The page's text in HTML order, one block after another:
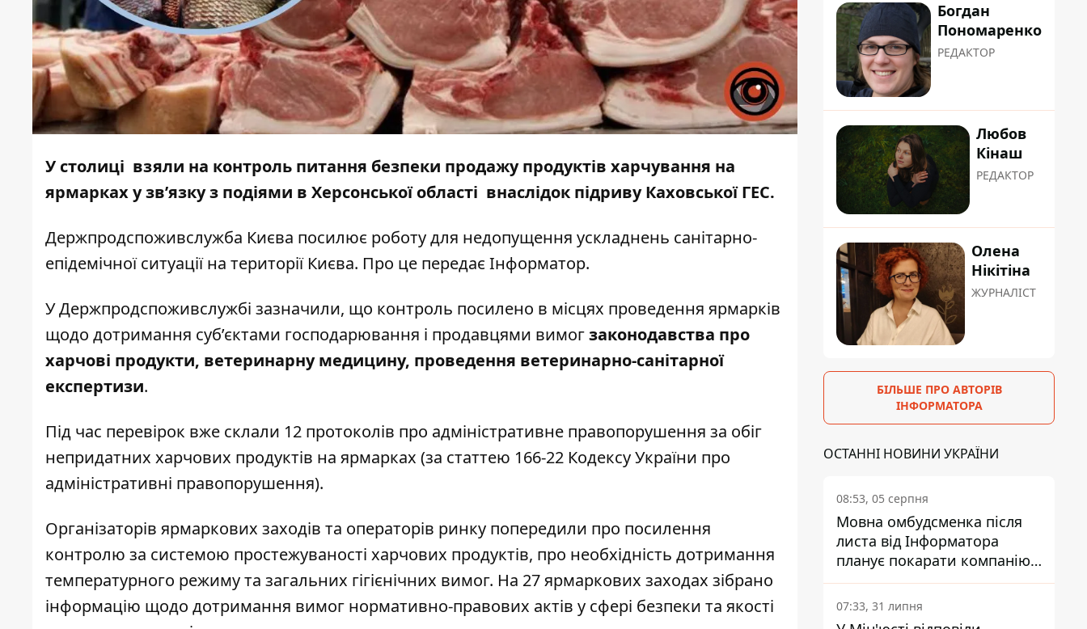
У столиці взяли на контроль питання безпеки продажу продуктів харчування на
ярмарках у зв’язку з подіями в Херсонської області внаслідок підриву Каховської ГЕС.
Держпродспоживслужба Києва посилює роботу для недопущення ускладнень санітарно-
епідемічної ситуації на території Києва. Про це передає Інформатор.
У Держпродспоживслужбі зазначили, що контроль посилено в місцях проведення ярмарків
щодо дотримання суб’єктами господарювання і продавцями вимогзаконодавства про
харчові продукти, ветеринарну медицину, проведення ветеринарно-санітарної
експертизи.
Під час перевірок вже склали 12 протоколів про адміністративне правопорушення за обіг
непридатних харчових продуктів на ярмарках (за статтею 166-22 Кодексу України про
адміністративні правопорушення).
Організаторів ярмаркових заходів та операторів ринку попередили про посилення
контролю за системою простежуваності харчових продуктів, про необхідність дотримання
температурного режиму та загальних гігієнічних вимог. На 27 ярмаркових заходах зібрано
інформацію щодо дотримання вимог нормативно-правових актів у сфері безпеки та якості
Богдан
Пономаренко
РЕДАКТОР
Любов
Кінаш
РЕДАКТОР
Олена
Нікітіна
ЖУРНАЛІСТ
БІЛЬШЕ ПРО АВТОРІВ
ІНФОРМАТОРА
ОСТАННІ НОВИНИ УКРАЇНИ
08:53, 05 серпня
Мовна омбудсменка після
листа від Інформатора
планує покарати компанію-
підрядника ПриватБанку
07:33, 31 липня